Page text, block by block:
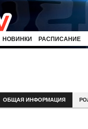
НОВИНКИ РАСПИСАНИЕ
ОБЩАЯ ИНФОРМАЦИЯ